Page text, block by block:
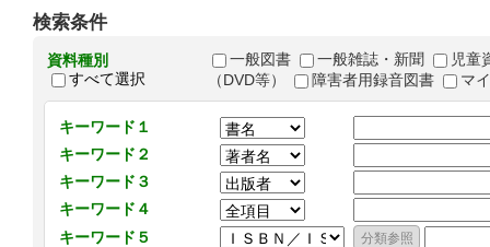
検索条件
資料種別
すべて選択
一般図書 一般雑誌・新聞
児童
（DVD等）
障害者用録音図書 マ
キーワード１
キーワード２
キーワード３
キーワード４
キーワード５